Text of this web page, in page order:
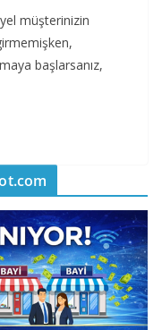
müşterinizin
başlarsanız,